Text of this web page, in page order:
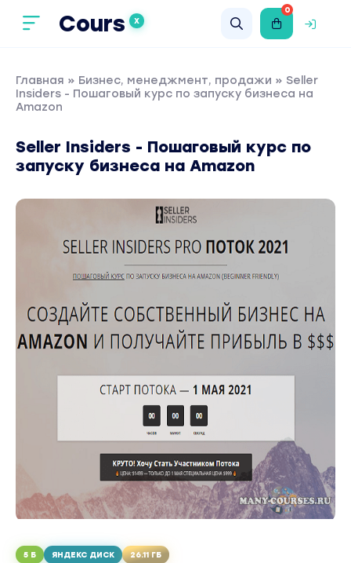
Cours X
0
Главная » Бизнес, менеджмент, продажи » Seller
Insiders - Пошаговый курс по запуску бизнеса на
Amazon
Seller Insiders - Пошаговый курс по
запуску бизнеса на Amazon
5 Б ЯНДЕКС ДИСК 26.11 ГБ